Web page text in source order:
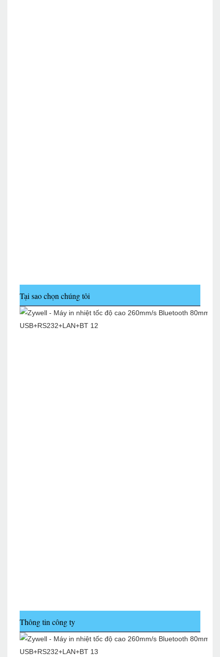
Tại sao chọn chúng tôi
Thông tin công ty